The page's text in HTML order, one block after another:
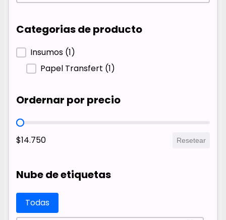
Categorias de producto
Categorias de producto
Insumos (1)
Papel Transfert (1)
Ordernar por precio
Ordernar por precio
$14.750 Resetear
Nube de etiquetas
Nube de etiquetas
Todas